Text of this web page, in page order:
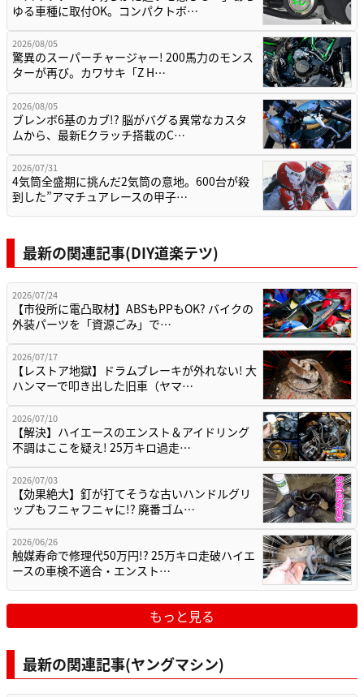
ゆる車種に取付OK。コンパクトボ…
2026/08/05
驚異のスーパーチャージャー! 200馬力のモンス
ターが再び。カワサキ「Z H…
2026/08/05
ブレンボ6基のカブ!? 脳がバグる異常なカスタ
ムから、最新Eクラッチ搭載のC…
2026/07/31
4気筒全盛期に挑んだ2気筒の意地。600台が殺
到した”アマチュアレースの甲子…
最新の関連記事(DIY道楽テツ)
2026/07/24
【市役所に電凸取材】ABSもPPもOK? バイクの
外装パーツを「資源ごみ」で…
2026/07/17
【レストア地獄】ドラムブレーキが外れない! 大
ハンマーで叩き出した旧車（ヤマ…
2026/07/10
【解決】ハイエースのエンスト＆アイドリング
不調はここを疑え! 25万キロ過走…
2026/07/03
【効果絶大】釘が打てそうな古いハンドルグリ
ップもフニャフニャに!? 廃番ゴム…
2026/06/26
触媒寿命で修理代50万円!? 25万キロ走破ハイエ
ースの車検不適合・エンスト…
もっと見る
最新の関連記事(ヤングマシン)